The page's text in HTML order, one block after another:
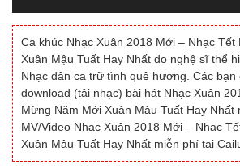
Ca khúc Nhạc Xuân 2018 Mới – Nhạc
Xuân Mậu Tuất Hay Nhất do nghệ sĩ thể
Nhạc dân ca trữ tình quê hương. Các bạn
download (tải nhạc) bài hát Nhạc Xuân
Mừng Năm Mới Xuân Mậu Tuất Hay Nhất
MV/Video Nhạc Xuân 2018 Mới – Nhạc
Xuân Mậu Tuất Hay Nhất miễn phí tại